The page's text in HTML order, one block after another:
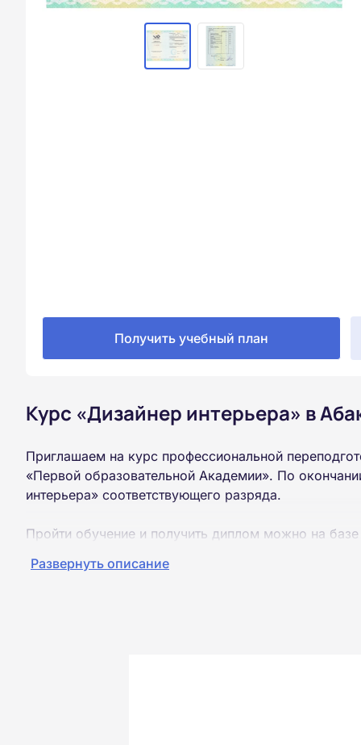
Получить учебный план
Курс «Дизайнер интерьера» в
Приглашаем на курс профессиональной
«Первой образовательной Академии». По
интерьера» соответствующего разряда.
Пройти обучение и получить диплом можно на
Развернуть описание